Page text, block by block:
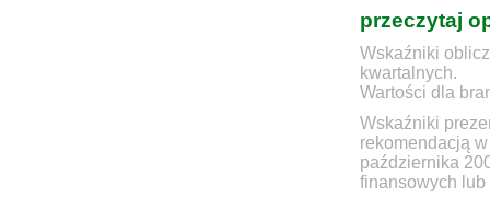
przeczytaj
Wskaźniki
kwartalnych.
Wartości dla
Wskaźniki
rekomendacją
października
finansowych lub